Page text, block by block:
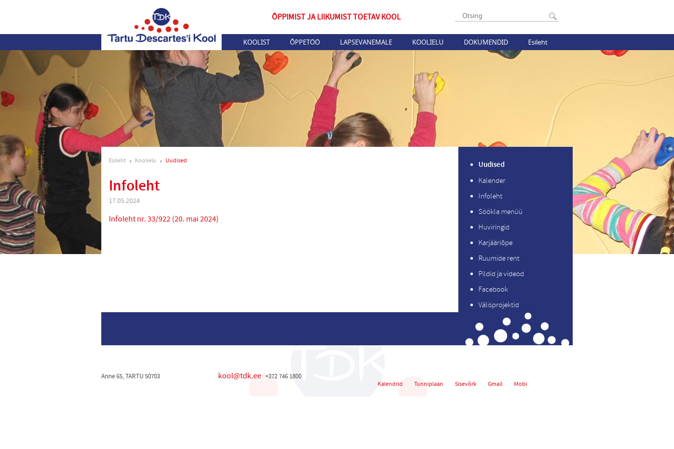
ÕPPIMIST JA LIIKUMIST TOETAV KOOL
KOOLIST ÕPPETÖÖ LAPSEVANEMALE KOOLIELU DOKUMENDID Esileht
Esileht Koolielu Uudised
Infoleht
17.05.2024
Infoleht nr. 33/922 (20. mai 2024)
Uudised
Kalender
Infoleht
Söökla menüü
Huviringid
Karjääriõpe
Ruumide rent
Pildid ja videod
Facebook
Välisprojektid
Kalendrid Tunniplaan Sisevõrk Gmail Mobi
Anne 65, TARTU 50703 kool@tdk.ee +372 746 1800